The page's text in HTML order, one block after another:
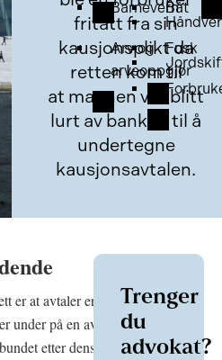
Barnevern
Arv og
arveoppgjør
Båt
Fusk
fritatt fra sin
kausjonsplikt da
retten kom til
at mannen var blitt
lurt av banken til å
undertegne
kausjonsavtalen.
er at avtaler er
under på en avtale
etter dens
Trenger
du
advokat?